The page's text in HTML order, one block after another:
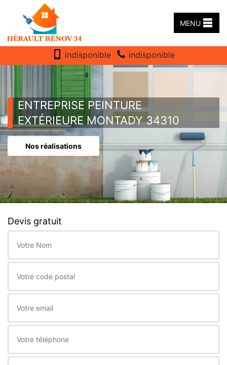
MENU
indisponible indisponible
ENTREPRISE PEINTURE
EXTÉRIEURE MONTADY 34310
Nos réalisations
Devis gratuit